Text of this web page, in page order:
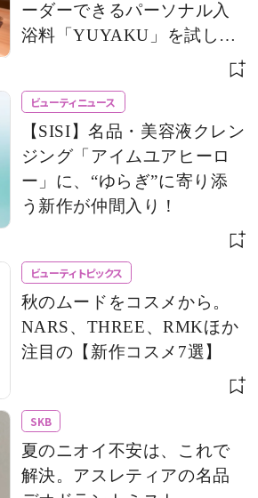
ーダーできるパーソナル入
浴料「YUYAKU」を試して
ビューティニュース
【SISI】名品・美容液クレン
ジング「アイムユアヒーロ
ー」に、“ゆらぎ”に寄り添
う新作が仲間入り！
ビューティトピックス
秋のムードをコスメから。
NARS、THREE、RMKほか
注目の【新作コスメ7選】
SKB
夏のニオイ不安は、これで
解決。アスレティアの名品